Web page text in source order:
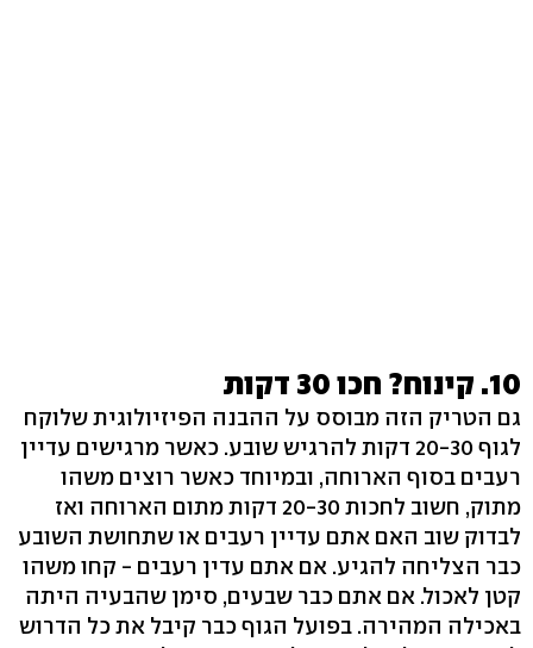
10. קינוח? חכו 30 דקות
גם הטריק הזה מבוסס על ההבנה הפיזיולוגית שלוקח
לגוף 20-30 דקות להרגיש שובע. כאשר מרגישים עדיין
רעבים בסוף הארוחה, ובמיוחד כאשר רוצים משהו
מתוק, חשוב לחכות 20-30 דקות מתום הארוחה ואז
לבדוק שוב האם אתם עדיין רעבים או שתחושת השובע
כבר הצליחה להגיע. אם אתם עדין רעבים - קחו משהו
קטן לאכול. אם אתם כבר שבעים, סימן שהבעיה היתה
באכילה המהירה. בפועל הגוף כבר קיבל את כל הדרוש